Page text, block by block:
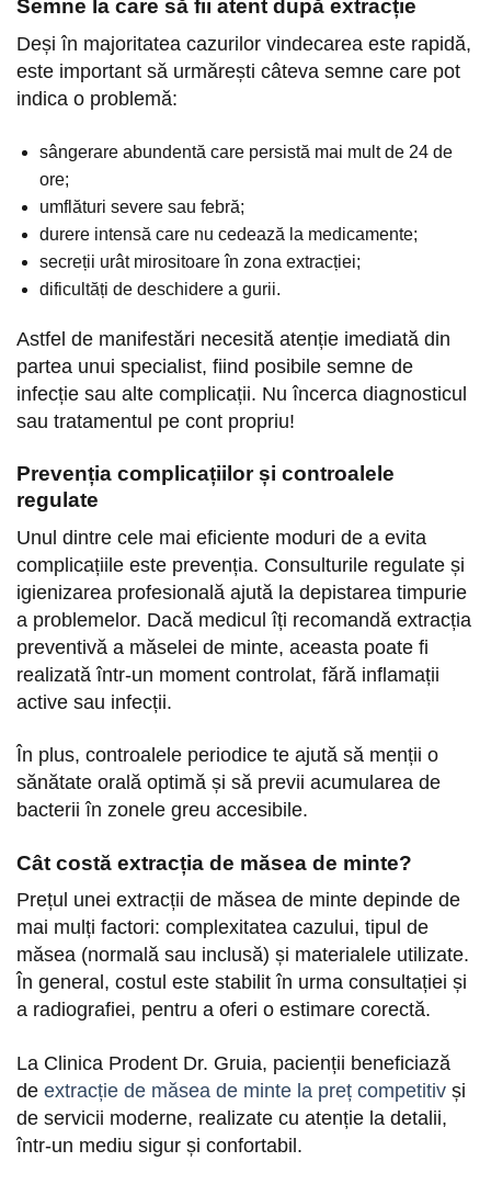
Semne la care să fii atent după extracție
Deși în majoritatea cazurilor vindecarea este rapidă,
este important să urmărești câteva semne care pot
indica o problemă:
sângerare abundentă care persistă mai mult de 24 de
ore;
umflături severe sau febră;
durere intensă care nu cedează la medicamente;
secreții urât mirositoare în zona extracției;
dificultăți de deschidere a gurii.
Astfel de manifestări necesită atenție imediată din
partea unui specialist, fiind posibile semne de
infecție sau alte complicații. Nu încerca diagnosticul
sau tratamentul pe cont propriu!
Prevenția complicațiilor și controalele
regulate
Unul dintre cele mai eficiente moduri de a evita
complicațiile este prevenția. Consulturile regulate și
igienizarea profesională ajută la depistarea timpurie
a problemelor. Dacă medicul îți recomandă extracția
preventivă a măselei de minte, aceasta poate fi
realizată într-un moment controlat, fără inflamații
active sau infecții.
În plus, controalele periodice te ajută să menții o
sănătate orală optimă și să previi acumularea de
bacterii în zonele greu accesibile.
Cât costă extracția de măsea de minte?
Prețul unei extracții de măsea de minte depinde de
mai mulți factori: complexitatea cazului, tipul de
măsea (normală sau inclusă) și materialele utilizate.
În general, costul este stabilit în urma consultației și
a radiografiei, pentru a oferi o estimare corectă.
La Clinica Prodent Dr. Gruia, pacienții beneficiază
de extracție de măsea de minte la preț competitiv și
de servicii moderne, realizate cu atenție la detalii,
într-un mediu sigur și confortabil.